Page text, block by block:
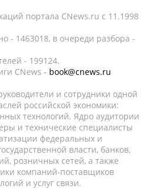
портала CNews.ru c 11.1998
- 1463018, в очереди разбора -
- 199124.
CNews - book@cnews.ru
и сотрудники одной
российской экономики:
технологий. Ядро аудитории
и технические специалисты
федеральных и
власти, банков,
розничных сетей, а также
компаний-поставщиков
и услуг связи.